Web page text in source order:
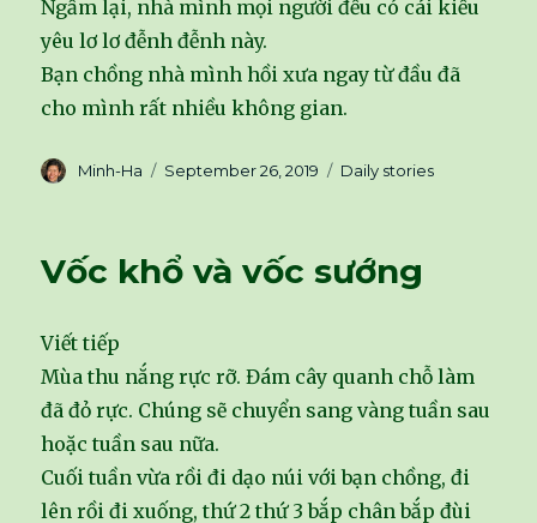
Ngẫm lại, nhà mình mọi người đều có cái kiểu
yêu lơ lơ đễnh đễnh này.
Bạn chồng nhà mình hồi xưa ngay từ đầu đã
cho mình rất nhiều không gian.
Author
Minh-Ha
Posted
September 26, 2019 Categories
Daily stories
Vốc khổ và vốc sướng
Viết tiếp
Mùa thu nắng rực rỡ. Đám cây quanh chỗ làm
đã đỏ rực. Chúng sẽ chuyển sang vàng tuần sau
hoặc tuần sau nữa.
Cuối tuần vừa rồi đi dạo núi với bạn chồng, đi
lên rồi đi xuống, thứ 2 thứ 3 bắp chân bắp đùi